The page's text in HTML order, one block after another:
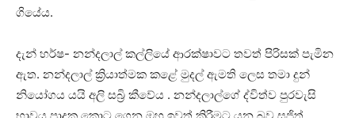
ගියේය.
දැන් හර්ෂ- නන්දලාල් කල්ලියේ ආරක්ෂාවට තවත් පිරිසක් පැමින
ඇත. නන්දලාල් ක්‍රියාත්මක කළේ මුදල් ඇමති ලෙස තමා දුන්
නියෝගය යයි අලි සබ්‍රි කීවේය . නන්දලාල්ගේ ද්විත්ව පුරවැසි